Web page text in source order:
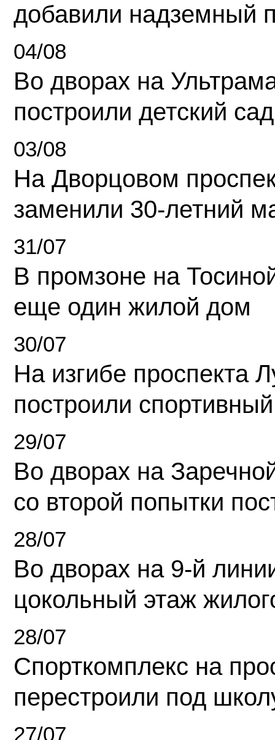
добавили надземный
04/08
Во дворах на
построили детский сад
03/08
На Дворцовом
заменили 30-летний
31/07
В промзоне на
еще один жилой дом
30/07
На изгибе проспекта
построили
29/07
Во дворах на
со второй попытки
28/07
Во дворах на 9-й
цокольный этаж
28/07
Спорткомплекс на
перестроили под
27/07